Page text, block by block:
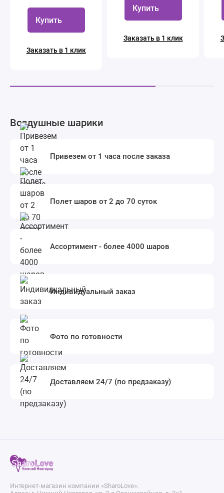
Купить
Заказать в 1 клик
Купить
Заказать в 1 клик
Воздушные шарики
Привезем от 1 часа после заказа
Полет шаров от 2 до 70 суток
Ассортимент - более 4000 шаров
Индивидуальный заказ
Фото по готовности
Доставляем 24/7 (по предзаказу)
Интернет-магазин компании «SharoLove».